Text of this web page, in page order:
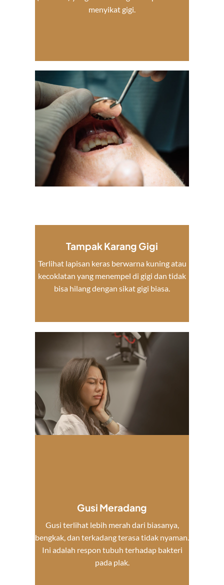
menyikat gigi.
Tampak Karang Gigi
Terlihat lapisan keras berwarna kuning atau
kecoklatan yang menempel di gigi dan tidak
bisa hilang dengan sikat gigi biasa.
Gusi Meradang
Gusi terlihat lebih merah dari biasanya,
bengkak, dan terkadang terasa tidak nyaman.
Ini adalah respon tubuh terhadap bakteri
pada plak.